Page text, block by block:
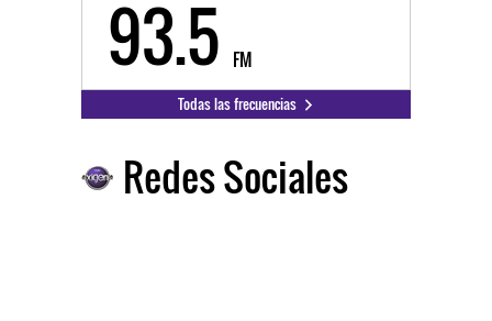
93.5 FM
Todas las frecuencias
Redes Sociales